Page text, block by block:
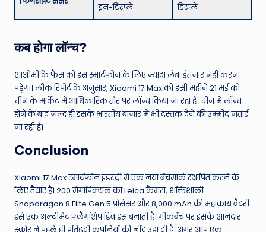
इन-डिस्प्ले डिस्प्ले
कब होगा लॉन्च?
शाओमी के फैंस को इस स्मार्टफोन के लिए ज्यादा लंबा इंतजार नहीं करना
पड़ेगा। लीक रिपोर्ट के अनुसार, Xiaomi 17 Max को इसी महीने 21 मई को
चीन के मार्केट में आधिकारिक तौर पर लॉन्च किया जा रहा है। चीन में लॉन्च
होने के बाद जल्द ही इसके भारतीय बाजार में भी दस्तक देने की उम्मीद जताई
जा रही है।
Conclusion
Xiaomi 17 Max स्मार्टफोन इंडस्ट्री में एक नया बेंचमार्क स्थापित करने के
लिए तैयार है। 200 मेगापिक्सल का Leica कैमरा, शक्तिशाली
Snapdragon 8 Elite Gen 5 प्रोसेसर और 8,000 mAh की महाकाय बैटरी
इसे एक अल्टीमेट फ्लैगशिप डिवाइस बनाती है। गीकबेंच पर इसके शानदार